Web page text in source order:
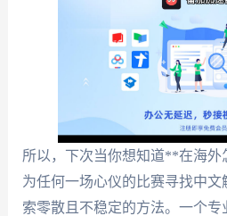
所以，下次当你想知道**在海
为任何一场心仪的比赛寻找中
索零散且不稳定的方法。一个